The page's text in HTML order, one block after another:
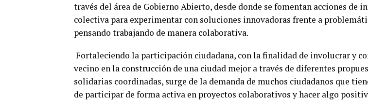
través del área de Gobierno Abierto, desde donde se fomentan acciones de
colectiva para experimentar con soluciones innovadoras frente a
pensando trabajando de manera colaborativa.
Fortaleciendo la participación ciudadana, con la finalidad de involucrar y
vecino en la construcción de una ciudad mejor a través de diferentes
solidarias coordinadas, surge de la demanda de muchos ciudadanos que
de participar de forma activa en proyectos colaborativos y hacer algo